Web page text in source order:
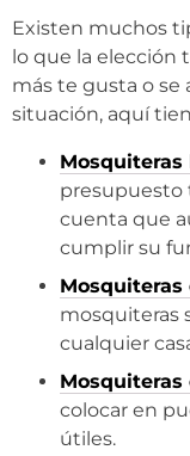
Existen muchos
lo que la elección
más te gusta o se
situación, aquí
Mosquiteras
presupuesto
cuenta que
cumplir su
Mosquiteras
mosquiteras
cualquier
Mosquiteras
colocar en
útiles.